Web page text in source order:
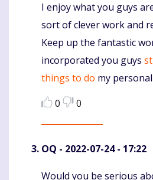
Komentaras
I enjoy what you guys
sort of clever work and
Keep up the fantastic
incorporated you guys
things to do my
0
0
OQ - 2022-07-24 - 17:22
Would you be serious